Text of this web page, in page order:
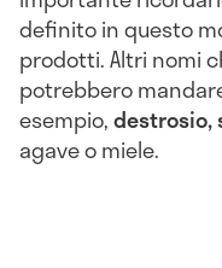
definito in questo
prodotti. Altri nomi
potrebbero
esempio,destrosio,
agave o miele.